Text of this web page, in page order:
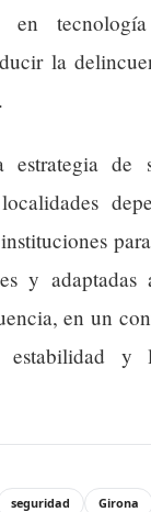
en
la
de
y adaptadas
en un
y
seguridad Girona